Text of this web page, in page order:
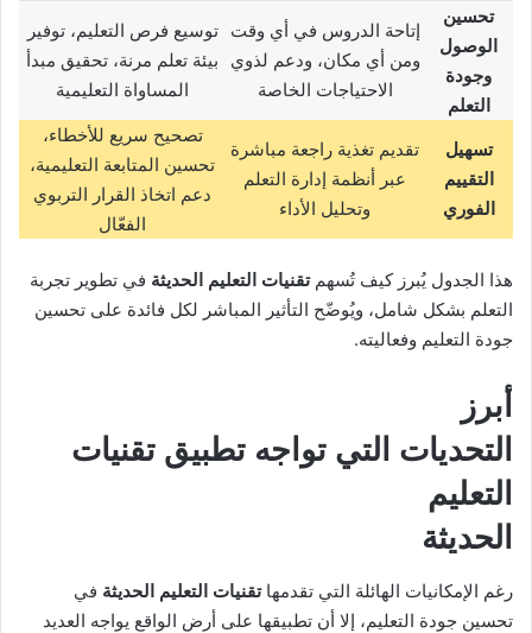
تحسين
الوصول
وجودة
التعلم
إتاحة الدروس في أي وقت
ومن أي مكان، ودعم لذوي
الاحتياجات الخاصة
توسيع فرص التعليم، توفير
بيئة تعلم مرنة، تحقيق مبدأ
المساواة التعليمية
تسهيل
التقييم
الفوري
تقديم تغذية راجعة مباشرة
عبر أنظمة إدارة التعلم
وتحليل الأداء
تصحيح سريع للأخطاء،
تحسين المتابعة التعليمية،
دعم اتخاذ القرار التربوي
الفعّال
هذا الجدول يُبرز كيف تُسهمتقنيات التعليم الحديثة في تطوير تجربة
التعلم بشكل شامل، ويُوضّح التأثير المباشر لكل فائدة على تحسين
جودة التعليم وفعاليته.
أبرز
التحديات التي تواجه تطبيق تقنيات
التعليم
الحديثة
رغم الإمكانيات الهائلة التي تقدمهاتقنيات التعليم الحديثة في
تحسين جودة التعليم، إلا أن تطبيقها على أرض الواقع يواجه العديد